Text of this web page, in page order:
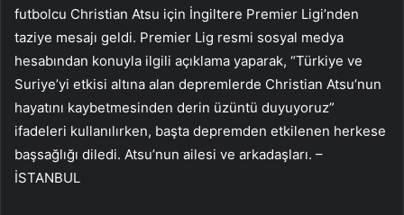
futbolcu Christian Atsu için İngiltere Premier Ligi’nden
taziye mesajı geldi. Premier Lig resmi sosyal medya
hesabından konuyla ilgili açıklama yaparak, “Türkiye ve
Suriye’yi etkisi altına alan depremlerde Christian Atsu’nun
hayatını kaybetmesinden derin üzüntü duyuyoruz”
ifadeleri kullanılırken, başta depremden etkilenen herkese
başsağlığı diledi. Atsu’nun ailesi ve arkadaşları. –
İSTANBUL